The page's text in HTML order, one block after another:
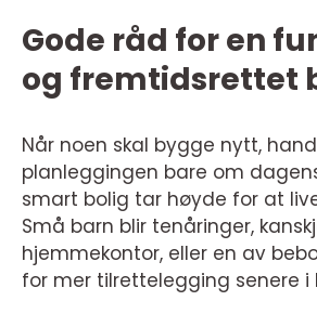
Gode råd for en
og fremtidsrettet
Når noen skal bygge nytt,
planleggingen bare om
smart bolig tar høyde for at
Små barn blir tenåringer,
hjemmekontor, eller en av
for mer tilrettelegging senere i